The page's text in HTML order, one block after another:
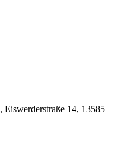
Eiswerderstraße 14, 13585